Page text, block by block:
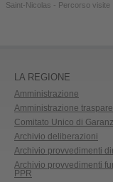
Saint-Nicolas - Percorso visite
LA REGIONE
Amministrazione
Amministrazione
Comitato Unico di
Archivio deliberazioni
Archivio provvedimenti
Archivio provvedimenti
PPR